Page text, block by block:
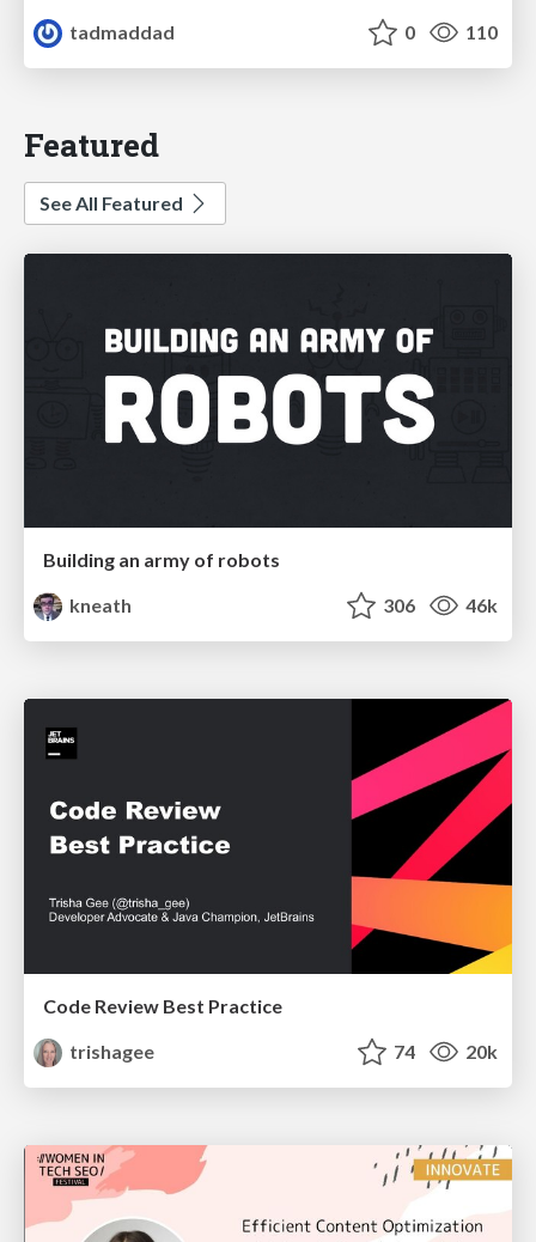
tadmaddad
0 110
Featured
See All Featured
Building an army of robots
kneath
306 46k
Code Review Best Practice
trishagee
74 20k